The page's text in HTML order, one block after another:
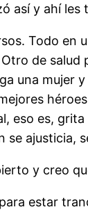
así y ahí les
Todo en
de salud
una mujer
eso es,
se ajusticia,
y creo
estar